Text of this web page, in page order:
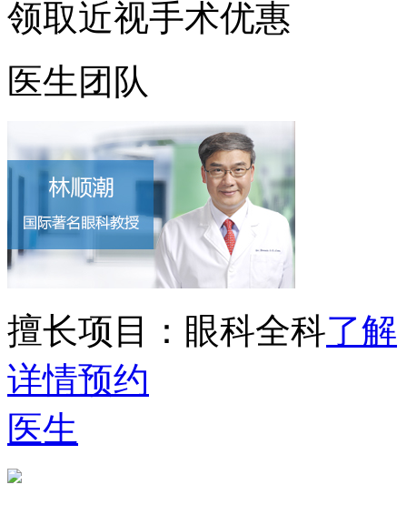
领取近视手术优惠
医生团队
擅长项目： 眼科全科了解
详情预约
医生